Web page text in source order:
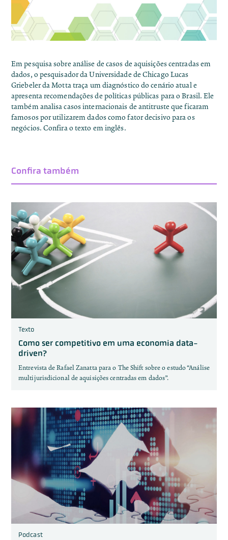
Em pesquisa sobre análise de casos de aquisições centradas em
dados, o pesquisador da Universidade de Chicago Lucas
Griebeler da Motta traça umdiagnóstico do cenário atual e
apresenta recomendaçõesde políticas públicas para o Brasil. Ele
também analisa casos internacionais de antitruste que ficaram
famosos por utilizarem dados como fator decisivo para os
negócios. Confira o texto em inglês.
Confira também
Texto
Como ser competitivo em uma economia data-
driven?
Entrevista de Rafael Zanatta para o The Shift sobre o estudo “Análise
multijurisdicional de aquisições centradas em dados”.
Podcast